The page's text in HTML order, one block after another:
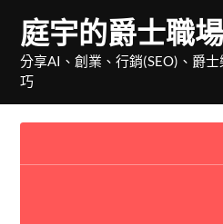
content
庭宇的爵士職
分享AI、創業、行銷(SEO)、爵
巧